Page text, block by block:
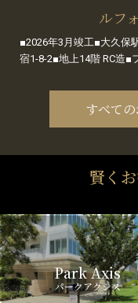
ルフ
■2026年3月竣工■大久保
宿1-8-2■地上14階 RC造■
すべて
賢く
Park Axis
パークアクシス